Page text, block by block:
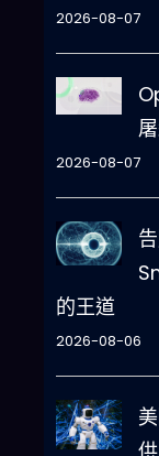
2026-08-07
2026-08-07
的王道
2026-08-06